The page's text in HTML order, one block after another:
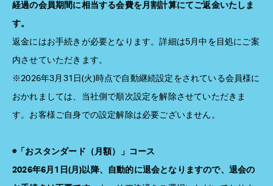
経過の会員期間に相当する会費を月割計算にてご返金いたしま
す。
返金にはお手続きが必要となります。詳細は5月中を目処にご案
内させていただきます。
※2026年3月31日(火)時点で自動継続設定をされている会員様に
おかれましては、当社側で順次設定を解除させていただきま
す。お客様ご自身での設定解除は必要ございません。
◉「おスタンダード（月額）」コース
2026年6月1日(月)以降、自動的に退会となりますので、退会の